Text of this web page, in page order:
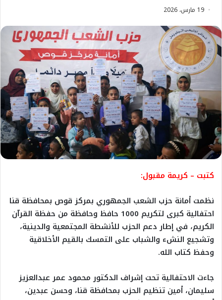
19 مارس، 2026
كتبت – كريمة مقبول:
نظمت أمانة حزب الشعب الجمهوري بمركز قوص بمحافظة قنا
احتفالية كبرى لتكريم 1000 حافظ وحافظة من حفظة القرآن
الكريم، في إطار دعم الحزب للأنشطة المجتمعية والدينية،
وتشجيع النشء والشباب على التمسك بالقيم الأخلاقية
وحفظ كتاب الله.
جاءت الاحتفالية تحت إشراف الدكتور محمود عمر عبدالعزيز
سليمان، أمين تنظيم الحزب بمحافظة قنا، وحسن عبدين،